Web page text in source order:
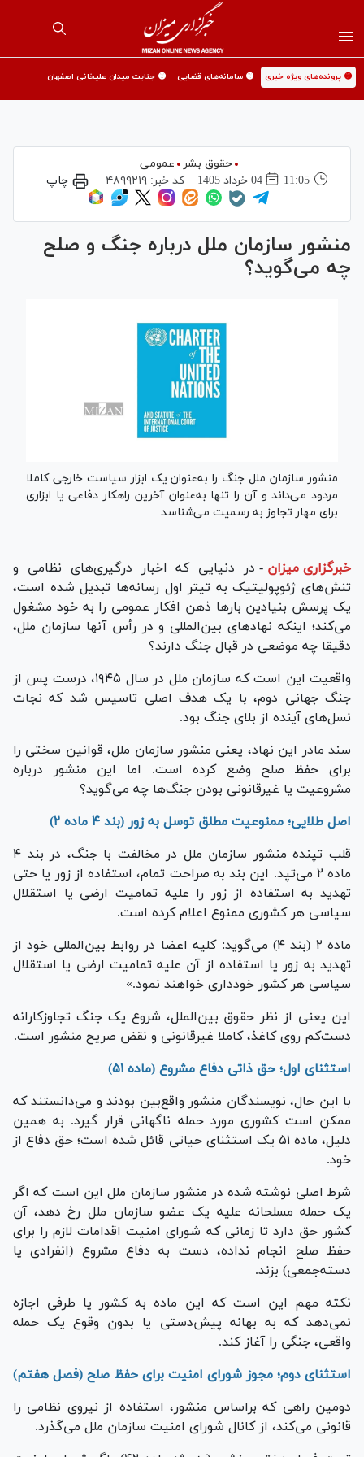
🟡 پرونده‌های ویژه خبری 🟡 سامانه‌های قضایی 🟡 جنایت میدان علیخانی اصفهان
حقوق بشر
عمومی
11:05
04 خرداد 1405 کد خبر: ۴۸۹۹۲۱۹ چاپ
منشور سازمان ملل درباره جنگ و صلح
چه می‌گوید؟
منشور سازمان ملل جنگ را به‌عنوان یک ابزار سیاست خارجی کاملا
مردود می‌داند و آن را تنها به‌عنوان آخرین راهکار دفاعی یا ابزاری
برای مهار تجاوز به رسمیت می‌شناسد.
خبرگزاری میزان - در دنیایی که اخبار درگیری‌های نظامی و
تنش‌های ژئوپولیتیک به تیتر اول رسانه‌ها تبدیل شده است،
یک پرسش بنیادین بار‌ها ذهن افکار عمومی را به خود مشغول
می‌کند؛ اینکه نهاد‌های بین‌المللی و در رأس آنها سازمان ملل،
دقیقا چه موضعی در قبال جنگ دارند؟
واقعیت این است که سازمان ملل در سال ۱۹۴۵، درست پس از
جنگ جهانی دوم، با یک هدف اصلی تاسیس شد که نجات
نسل‌های آینده از بلای جنگ بود.
سند مادر این نهاد، یعنی منشور سازمان ملل، قوانین سختی را
برای حفظ صلح وضع کرده است. اما این منشور درباره
مشروعیت یا غیرقانونی بودن جنگ‌ها چه می‌گوید؟
اصل طلایی؛ ممنوعیت مطلق توسل به زور (بند ۴ ماده ۲)
قلب تپنده منشور سازمان ملل در مخالفت با جنگ، در بند ۴
ماده ۲ می‌تپد. این بند به صراحت تمام، استفاده از زور یا حتی
تهدید به استفاده از زور را علیه تمامیت ارضی یا استقلال
سیاسی هر کشوری ممنوع اعلام کرده است.
ماده ۲ (بند ۴) می‌گوید: کلیه اعضا در روابط بین‌المللی خود از
تهدید به زور یا استفاده از آن علیه تمامیت ارضی یا استقلال
سیاسی هر کشور خودداری خواهند نمود.»
این یعنی از نظر حقوق بین‌الملل، شروع یک جنگ تجاوزکارانه
دست‌کم روی کاغذ، کاملا غیرقانونی و نقض صریح منشور است.
استثنای اول؛ حق ذاتی دفاع مشروع (ماده ۵۱)
با این حال، نویسندگان منشور واقع‌بین بودند و می‌دانستند که
ممکن است کشوری مورد حمله ناگهانی قرار گیرد. به همین
دلیل، ماده ۵۱ یک استثنای حیاتی قائل شده است؛ حق دفاع از
خود.
شرط اصلی نوشته شده در منشور سازمان ملل این است که اگر
یک حمله مسلحانه علیه یک عضو سازمان ملل رخ دهد، آن
کشور حق دارد تا زمانی که شورای امنیت اقدامات لازم را برای
حفظ صلح انجام نداده، دست به دفاع مشروع (انفرادی یا
دسته‌جمعی) بزند.
نکته مهم این است که این ماده به کشور یا طرفی اجازه
نمی‌دهد که به بهانه پیش‌دستی یا بدون وقوع یک حمله
واقعی، جنگی را آغاز کند.
استثنای دوم؛ مجوز شورای امنیت برای حفظ صلح (فصل هفتم)
دومین راهی که براساس منشور، استفاده از نیروی نظامی را
قانونی می‌کند، از کانال شورای امنیت سازمان ملل می‌گذرد.